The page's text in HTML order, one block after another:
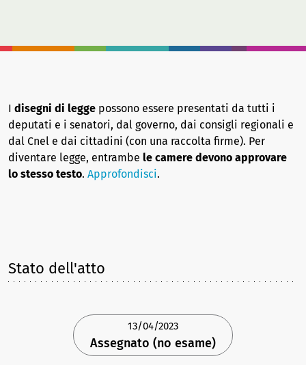
I disegni di legge possono essere presentati da tutti i
deputati e i senatori, dal governo, dai consigli regionali e
dal Cnel e dai cittadini (con una raccolta firme). Per
diventare legge, entrambe le camere devono approvare
lo stesso testo. Approfondisci.
Stato dell'atto
13/04/2023
Assegnato (no esame)